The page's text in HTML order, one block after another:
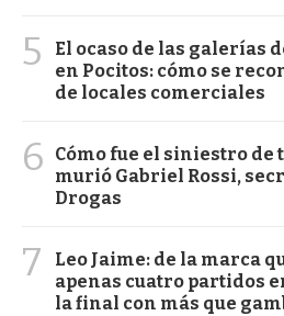
5
El ocaso de las galerías
en Pocitos: cómo se
de locales comerciales
6
Cómo fue el siniestro de
murió Gabriel Rossi,
Drogas
7
Leo Jaime: de la marca
apenas cuatro partidos
la final con más que